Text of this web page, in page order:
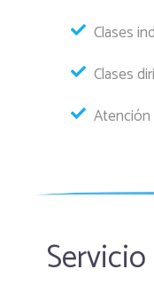
Clases
Clases
Atención